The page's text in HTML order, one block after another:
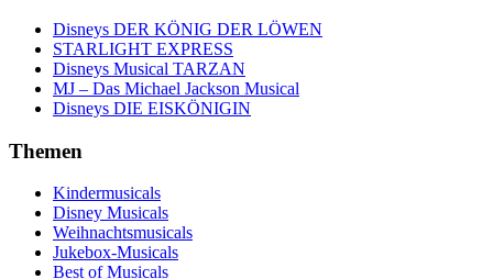
Disneys DER KÖNIG DER LÖWEN
STARLIGHT EXPRESS
Disneys Musical TARZAN
MJ – Das Michael Jackson Musical
Disneys DIE EISKÖNIGIN
Themen
Kindermusicals
Disney Musicals
Weihnachtsmusicals
Jukebox-Musicals
Best of Musicals